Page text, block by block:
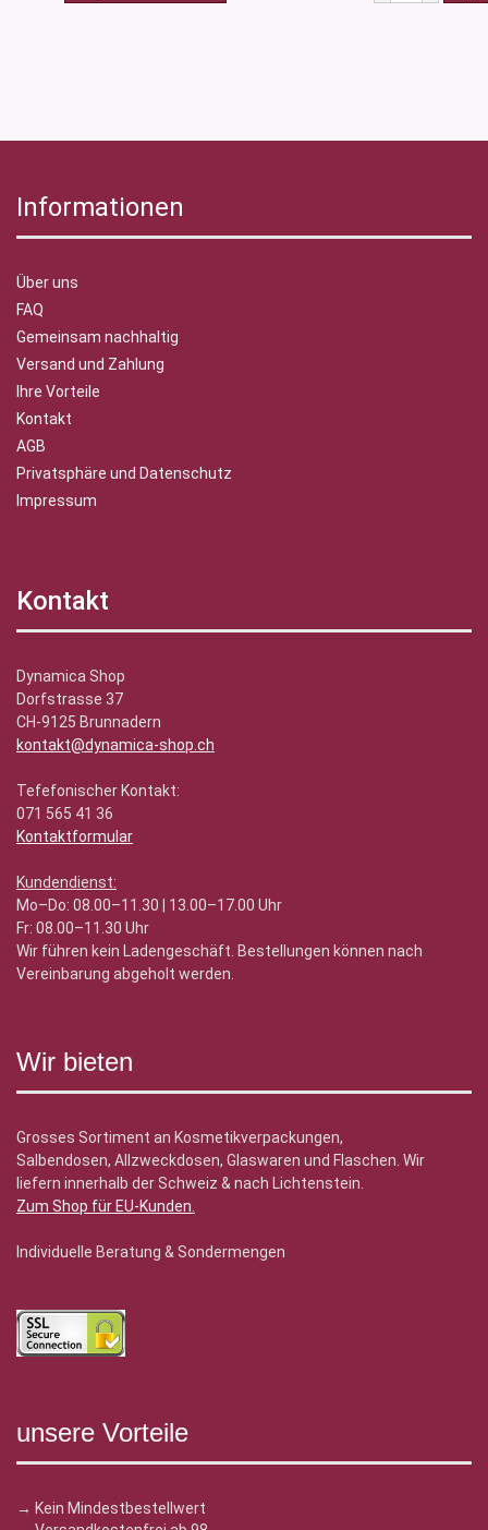
Informationen
Über uns
FAQ
Gemeinsam nachhaltig
Versand und Zahlung
Ihre Vorteile
Kontakt
AGB
Privatsphäre und Datenschutz
Impressum
Kontakt
Dynamica Shop
Dorfstrasse 37
CH-9125 Brunnadern
kontakt@dynamica-shop.ch
Tefefonischer Kontakt:
071 565 41 36
Kontaktformular
Kundendienst:
Mo–Do: 08.00–11.30 | 13.00–17.00 Uhr
Fr: 08.00–11.30 Uhr
Wir führen kein Ladengeschäft. Bestellungen können nach
Vereinbarung abgeholt werden.
Wir bieten
Grosses Sortiment an Kosmetikverpackungen,
Salbendosen, Allzweckdosen, Glaswaren und Flaschen. Wir
liefern innerhalb der Schweiz & nach Lichtenstein.
Zum Shop für EU-Kunden.
Individuelle Beratung & Sondermengen
unsere Vorteile
→ Kein Mindestbestellwert